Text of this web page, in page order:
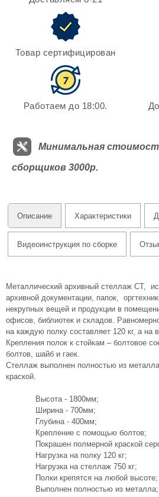
Товар сертифицирован
Работаем до 18:00.
Минимальная
сборщиков 3000р.
Описание Характеристики
Видеоинструкция по сборке
Металлический архивный стеллаж СТ,
архивной документации, папок,
некрупных вещей и продукции в
офисов, библиотек и складов.
на каждую полку составляет 120 кг, а на
Крепления полок к стойкам – болтовое
болтов, шайб и гаек.
Стеллаж выполнен полностью из
краской.
Высота - 1800мм;
Ширина - 700мм;
Глубина - 400мм;
Крепление с помощью болтов;
Покрашен полмерной краской
Нагрузка на полку 120 кг;
Нагрузка на стеллаж 750 кг;
Полки крепятся на любой высоте;
Выполнен полностью из металла;